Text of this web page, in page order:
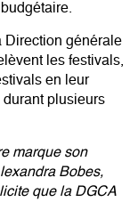
.
Direction générale
les festivals,
en leur
plusieurs
marque son
Bobes,
que la DGCA